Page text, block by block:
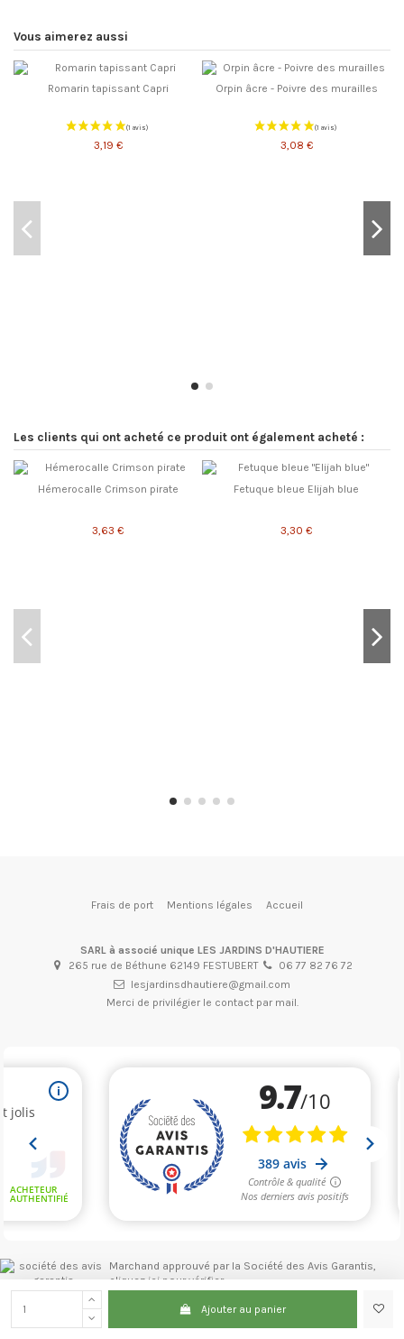
Ajouter au panier
Vous aimerez aussi
Romarin tapissant Capri
(1 avis)
3,19 €
Orpin âcre - Poivre des murailles
3,08 €
Les clients qui ont acheté ce produit ont également acheté :
Hémerocalle Crimson pirate
3,63 €
Fetuque bleue Elijah blue
3,30 €
Frais de port Mentions légales Accueil
SARL à associé unique LES JARDINS D'HAUTIERE
265 rue de Béthune 62149 FESTUBERT
06 77 82 76 72
lesjardinsdhautiere@gmail.com
Merci de privilégier le contact par mail.
Marchand approuvé par la Société des Avis Garantis,
cliquez ici pour vérifier.